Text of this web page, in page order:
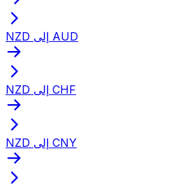
NZD إلى AUD
NZD إلى CHF
NZD إلى CNY